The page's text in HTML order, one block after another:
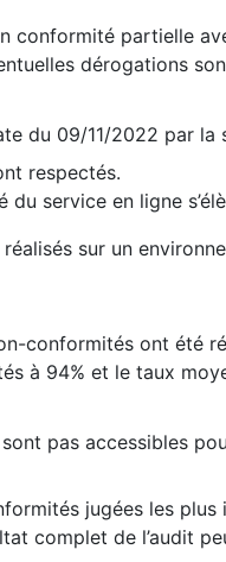
conformité partielle
dérogations
du 09/11/2022 par
respectés.
service en ligne
sur un
conformités ont été
à 94% et le taux
pas accessibles
jugées les
complet de l’audit